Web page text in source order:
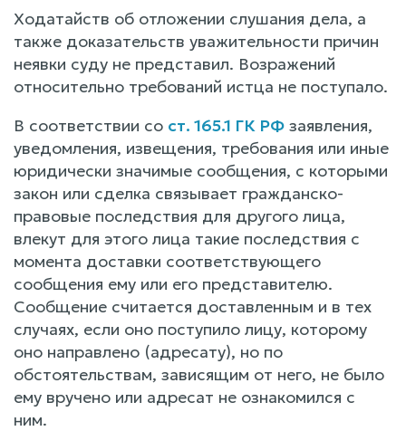
Ходатайств об отложении слушания дела, а
также доказательств уважительности причин
неявки суду не представил. Возражений
относительно требований истца не поступало.
В соответствии со ст. 165.1 ГК РФ заявления,
уведомления, извещения, требования или иные
юридически значимые сообщения, с которыми
закон или сделка связывает гражданско-
правовые последствия для другого лица,
влекут для этого лица такие последствия с
момента доставки соответствующего
сообщения ему или его представителю.
Сообщение считается доставленным и в тех
случаях, если оно поступило лицу, которому
оно направлено (адресату), но по
обстоятельствам, зависящим от него, не было
ему вручено или адресат не ознакомился с
ним.